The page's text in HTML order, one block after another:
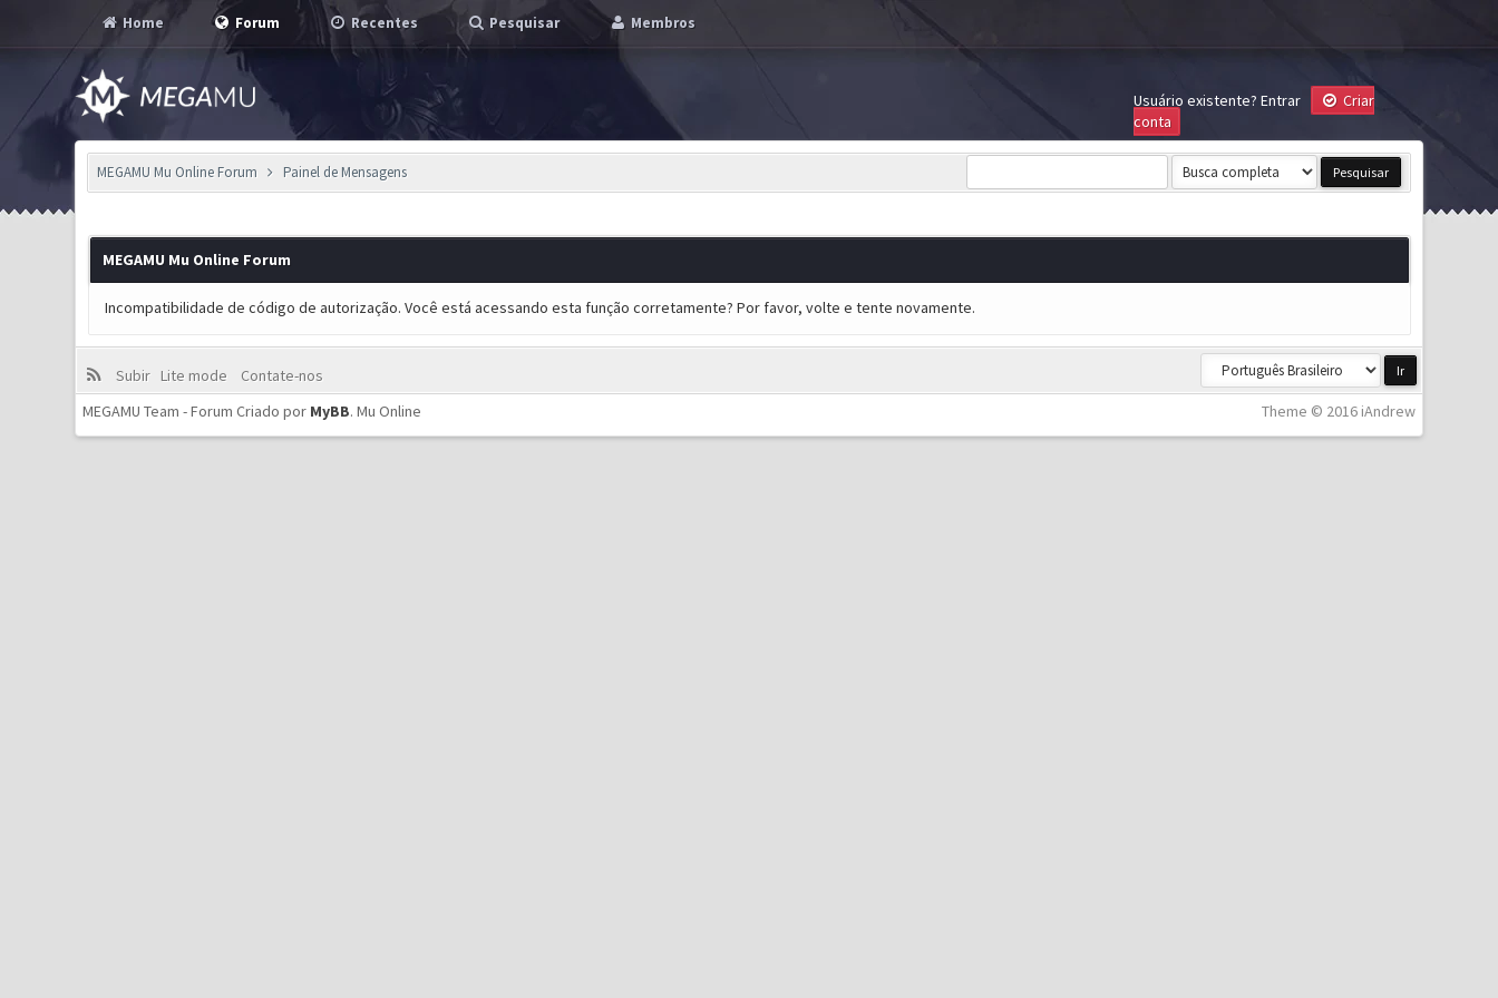
Home Forum Recentes Pesquisar Membros
Usuário existente? Entrar
Criar
conta
MEGAMU Mu Online Forum Painel de Mensagens
MEGAMU Mu Online Forum
Incompatibilidade de código de autorização. Você está acessando esta função corretamente? Por favor, volte e tente novamente.
Subir Lite mode
Contate-nos
Theme © 2016 iAndrew
MEGAMU Team - Forum Criado por MyBB.Mu Online